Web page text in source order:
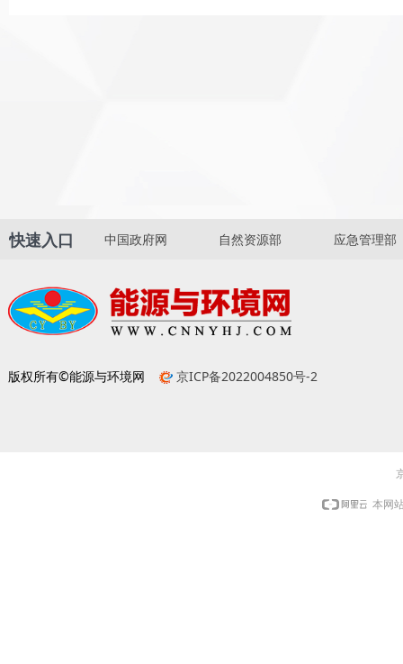
版权所有©能源与环境网 京ICP备2022004850号-2
快速入口 中国政府网 自然资源部 应急管理部
本网